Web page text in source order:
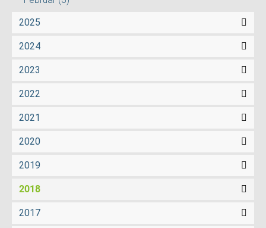
2025
2024
2023
2022
2021
2020
2019
2018
2017